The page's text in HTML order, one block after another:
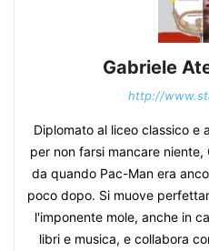
Gabriele
http://
Diplomato al liceo classico e
per non farsi mancare
da quando Pac-Man era
poco dopo. Si muove
l'imponente mole, anche in
libri e musica, e collabora